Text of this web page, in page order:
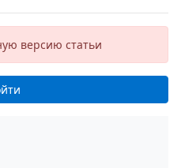
версию статьи